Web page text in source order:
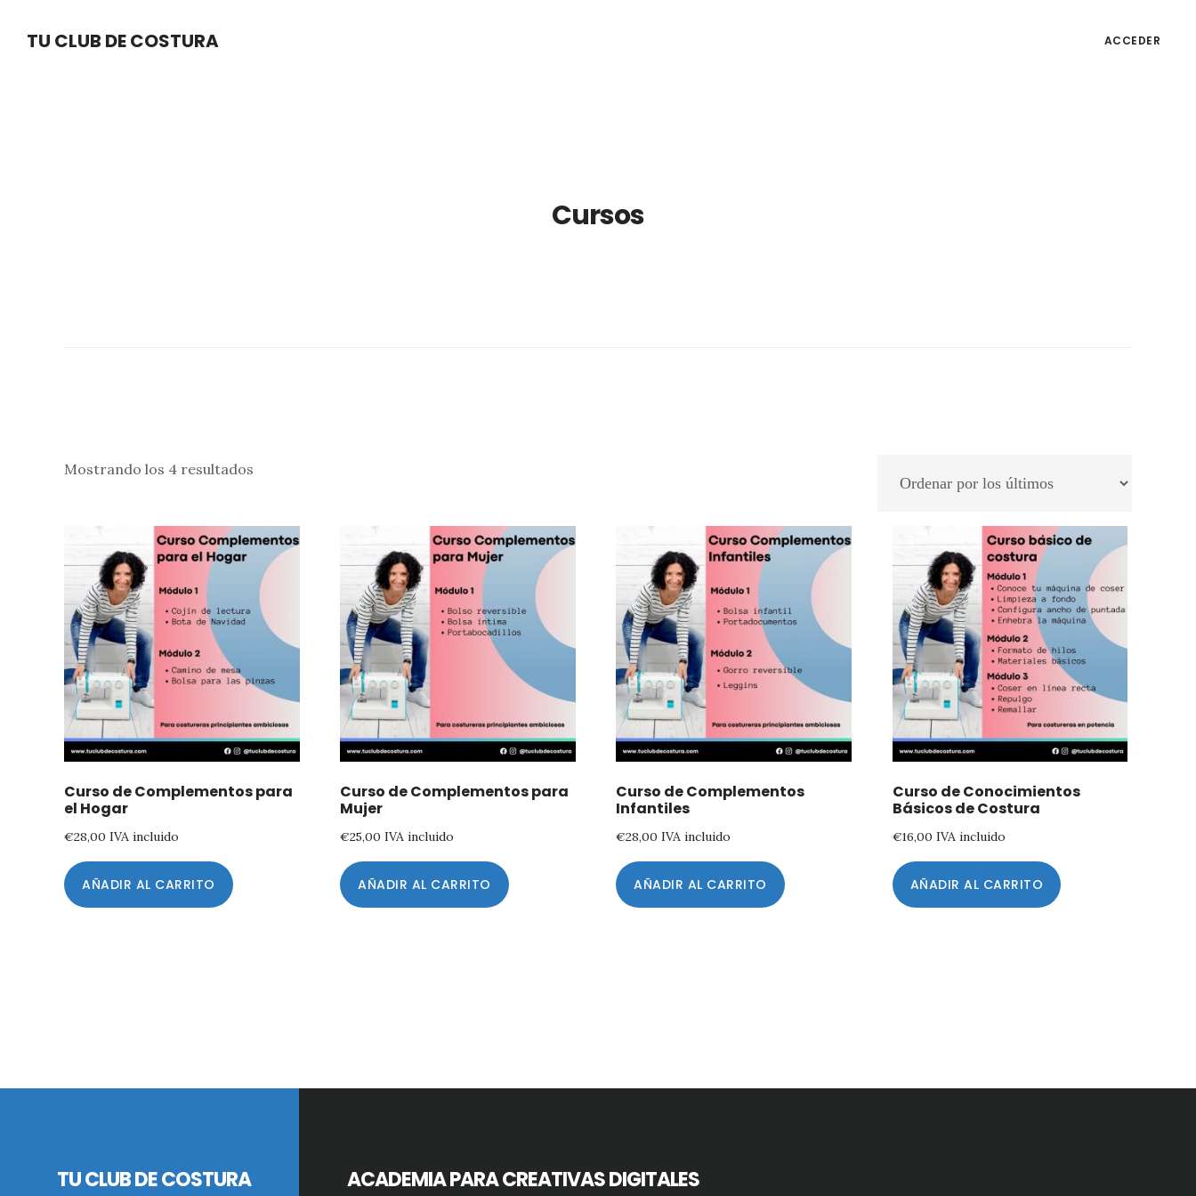
TU CLUB DE COSTURA ACCEDER
Cursos
Mostrando los 4 resultados
Curso de Complementos para
el Hogar
€28,00 IVA incluido
AÑADIR AL CARRITO
Curso de Complementos para
Mujer
€25,00 IVA incluido
AÑADIR AL CARRITO
Curso de Complementos
Infantiles
€28,00 IVA incluido
AÑADIR AL CARRITO
Curso de Conocimientos
Básicos de Costura
€16,00 IVA incluido
AÑADIR AL CARRITO
TU CLUB DE COSTURA ACADEMIA PARA CREATIVAS DIGITALES